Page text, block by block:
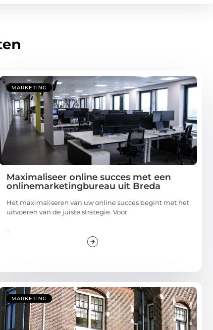
MARKETING
Maximaliseer online succes met een
onlinemarketingbureau uit Breda
Het maximaliseren van uw online succes begint met het
uitvoeren van de juiste strategie. Voor
...
MARKETING